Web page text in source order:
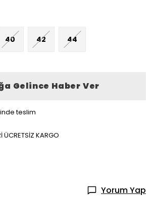
40 42 44
Gelince Haber Ver
teslim
KARGO
Yorum Yap